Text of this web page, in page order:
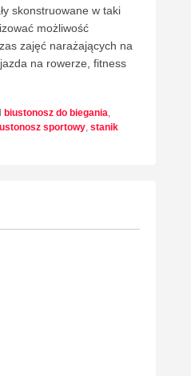
skonstruowane w taki
możliwość
zajęć narażających na
na rowerze, fitness
biustonosz do biegania,
sportowy, stanik